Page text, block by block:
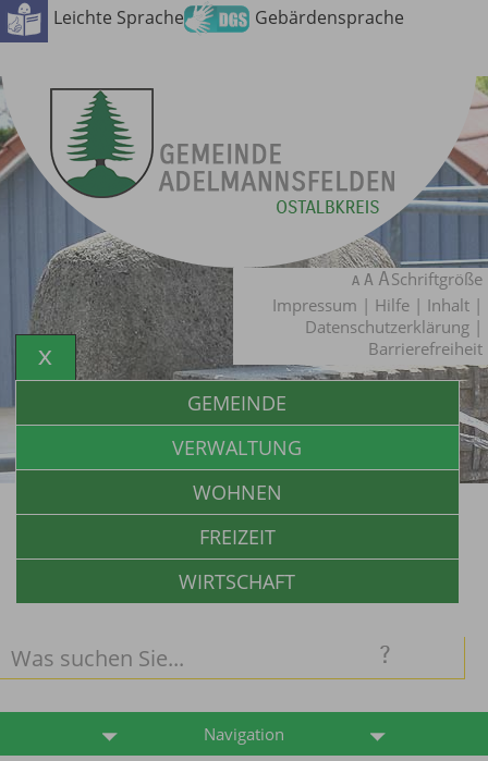
Leichte Sprache Gebärdensprache
Schriftgröße
Impressum | Hilfe | Inhalt |
Datenschutzerklärung |
Barrierefreiheit
Navigation
GEMEINDE
VERWALTUNG
WOHNEN
FREIZEIT
WIRTSCHAFT